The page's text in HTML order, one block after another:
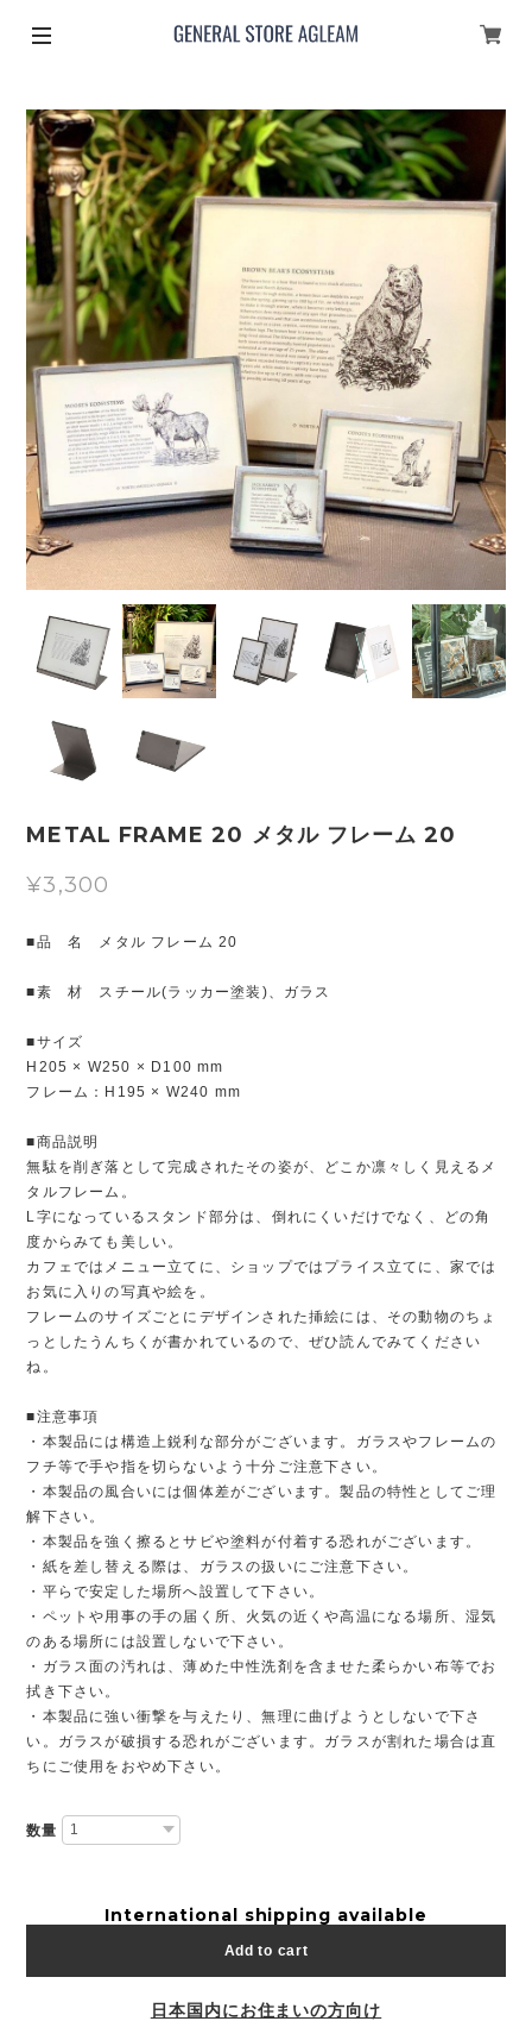
METAL FRAME 20 メタル フレーム 20
¥3,300
■品 名 メタル フレーム 20
■素 材 スチール(ラッカー塗装)、ガラス
■サイズ
H205 × W250 × D100 mm
フレーム：H195 × W240 mm
■商品説明
無駄を削ぎ落として完成されたその姿が、どこか凛々しく見えるメ
タルフレーム。
L字になっているスタンド部分は、倒れにくいだけでなく、どの角
度からみても美しい。
カフェではメニュー立てに、ショップではプライス立てに、家では
お気に入りの写真や絵を。
フレームのサイズごとにデザインされた挿絵には、その動物のちょ
っとしたうんちくが書かれているので、ぜひ読んでみてください
ね。
■注意事項
・本製品には構造上鋭利な部分がございます。ガラスやフレームの
フチ等で手や指を切らないよう十分ご注意下さい。
・本製品の風合いには個体差がございます。製品の特性としてご理
解下さい。
・本製品を強く擦るとサビや塗料が付着する恐れがございます。
・紙を差し替える際は、ガラスの扱いにご注意下さい。
・平らで安定した場所へ設置して下さい。
・ペットや用事の手の届く所、火気の近くや高温になる場所、湿気
のある場所には設置しないで下さい。
・ガラス面の汚れは、薄めた中性洗剤を含ませた柔らかい布等でお
拭き下さい。
・本製品に強い衝撃を与えたり、無理に曲げようとしないで下さ
い。ガラスが破損する恐れがございます。ガラスが割れた場合は直
ちにご使用をおやめ下さい。
数量
International shipping available
Add to cart
日本国内にお住まいの方向け